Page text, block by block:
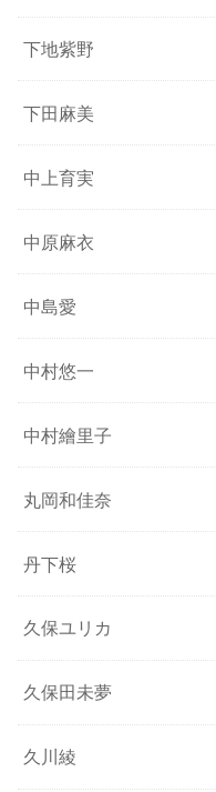
下地紫野
下田麻美
中上育実
中原麻衣
中島愛
中村悠一
中村繪里子
丸岡和佳奈
丹下桜
久保ユリカ
久保田未夢
久川綾